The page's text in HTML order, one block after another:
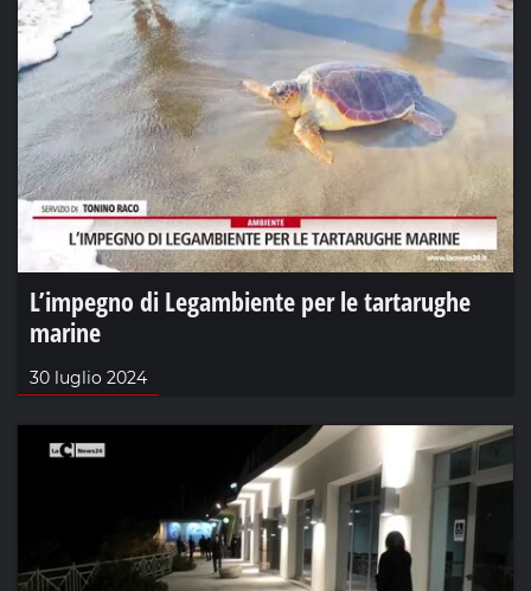
L’impegno di Legambiente per le tartarughe
marine
30 luglio 2024